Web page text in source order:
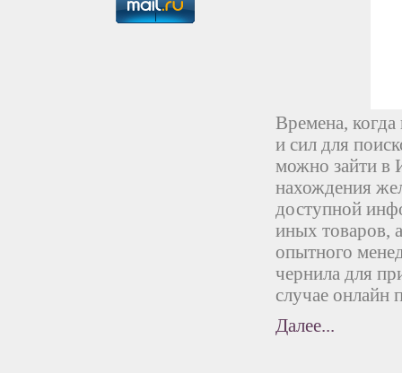
Времена, когда
и сил для
можно зайти в
нахождения
доступной
иных товаров,
опытного
чернила для
случае онлайн
Далее...